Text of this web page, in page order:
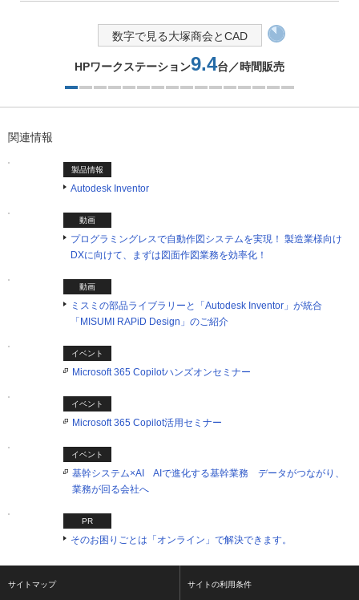
数字で見る大塚商会とCAD
HPワークステーション9.4台／時間販売
関連情報
製品情報
Autodesk Inventor
動画
プログラミングレスで自動作図システムを実現！ 製造業様向け
DXに向けて、まずは図面作図業務を効率化！
動画
ミスミの部品ライブラリーと「Autodesk Inventor」が統合
「MISUMI RAPiD Design」のご紹介
イベント
Microsoft 365 Copilotハンズオンセミナー
イベント
Microsoft 365 Copilot活用セミナー
イベント
基幹システム×AI AIで進化する基幹業務 データがつながり、
業務が回る会社へ
PR
そのお困りごとは「オンライン」で解決できます。
サイトマップ サイトの利用条件